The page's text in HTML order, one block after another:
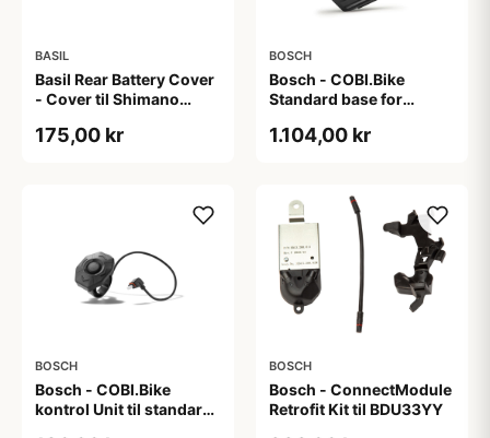
BASIL
Basil Rear Battery Cover
- Cover til Shimano
175,00 kr
BOSCH
Bosch - COBI.Bike
Standard base for
1.104,00 kr
BOSCH
Bosch - COBI.Bike
kontrol Unit til standard
BOSCH
Bosch - ConnectModule
Retrofit Kit til BDU33YY